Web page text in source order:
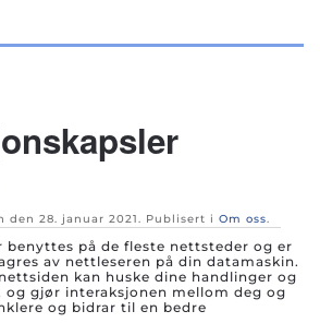
den 28. januar 2021. Publisert i Om oss.
benyttes på de fleste nettsteder og er
av nettleseren på din datamaskin.
kan huske dine handlinger og
og gjør interaksjonen mellom deg og
og bidrar til en bedre